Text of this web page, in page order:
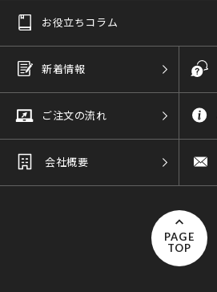
お役立ちコラム
新着情報
ご注文の流れ
会社概要
PAGE
TOP